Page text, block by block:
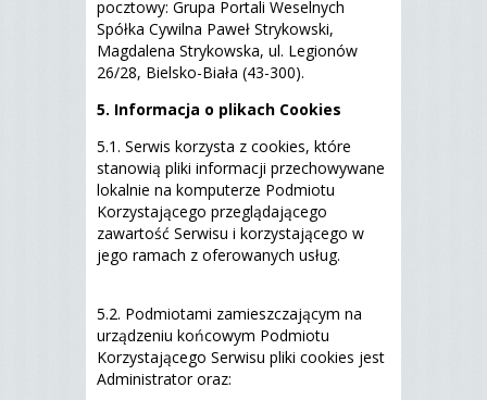
pocztowy: Grupa Portali Weselnych
Spółka Cywilna Paweł Strykowski,
Magdalena Strykowska, ul. Legionów
26/28, Bielsko-Biała (43-300).
5. Informacja o plikach Cookies
5.1. Serwis korzysta z cookies, które
stanowią pliki informacji przechowywane
lokalnie na komputerze Podmiotu
Korzystającego przeglądającego
zawartość Serwisu i korzystającego w
jego ramach z oferowanych usług.
5.2. Podmiotami zamieszczającym na
urządzeniu końcowym Podmiotu
Korzystającego Serwisu pliki cookies jest
Administrator oraz: